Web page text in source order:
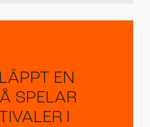
EN
SPELAR
I